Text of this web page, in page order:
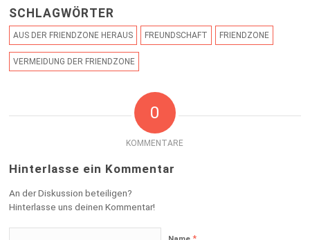
SCHLAGWÖRTER
AUS DER FRIENDZONE HERAUS FREUNDSCHAFT FRIENDZONE
VERMEIDUNG DER FRIENDZONE
0
KOMMENTARE
Hinterlasse ein Kommentar
An der Diskussion beteiligen?
Hinterlasse uns deinen Kommentar!